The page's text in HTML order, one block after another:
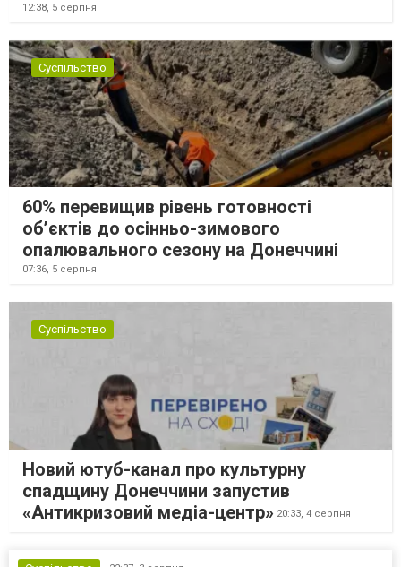
12:38, 5 серпня
Суспільство
60% перевищив рівень готовності
об’єктів до осінньо-зимового
опалювального сезону на Донеччині
07:36, 5 серпня
Суспільство
Новий ютуб-канал про культурну
спадщину Донеччини запустив
«Антикризовий медіа-центр» 20:33, 4 серпня